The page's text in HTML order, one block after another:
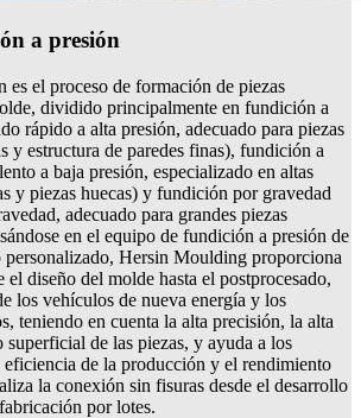
a presión
es el proceso de formación de piezas
dividido principalmente en fundición a
rápido a alta presión, adecuado para piezas
y estructura de paredes finas), fundición a
a baja presión, especializado en altas
y piezas huecas) y fundición por gravedad
adecuado para grandes piezas
en el equipo de fundición a presión de
personalizado, Hersin Moulding proporciona
el diseño del molde hasta el postprocesado,
los vehículos de nueva energía y los
teniendo en cuenta la alta precisión, la alta
superficial de las piezas, y ayuda a los
de la producción y el rendimiento
la conexión sin fisuras desde el desarrollo
por lotes.